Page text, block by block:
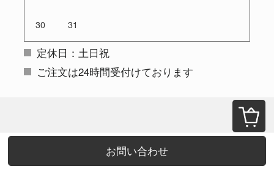
お問い合わせ
30 31
定休日：土日祝
ご注文は24時間受付けております